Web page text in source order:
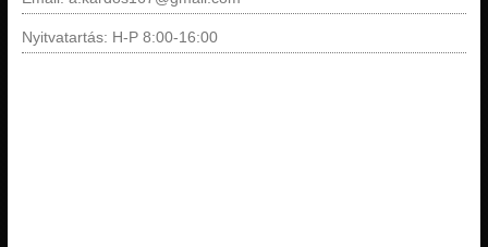
Nyitvatartás: H-P 8:00-16:00